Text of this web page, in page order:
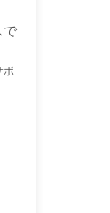
で
ポ